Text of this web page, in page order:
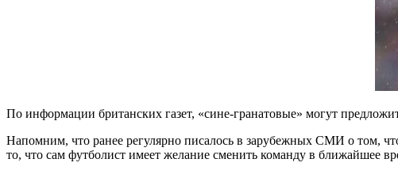
По информации британских газет, «сине-гранатовые» могут
Напомним, что ранее регулярно писалось в зарубежных СМИ о том,
то, что сам футболист имеет желание сменить команду в ближайшее